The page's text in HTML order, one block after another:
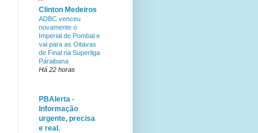
Clinton Medeiros
ADBC venceu
novamente o
Imperial de Pombal e
vai para as Oitavas
de Final na Superliga
Paraibana
Há 22 horas
PBAlerta -
Informação
urgente, precisa
e real.